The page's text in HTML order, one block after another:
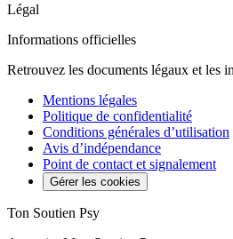
Légal
Informations officielles
Retrouvez les documents légaux et les
Mentions légales
Politique de confidentialité
Conditions générales d’utilisation
Avis d’indépendance
Point de contact et signalement
Gérer les cookies
Ton Soutien Psy